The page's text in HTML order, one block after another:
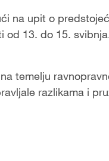
na upit o
od 13. do 15.
temelju
razlikama i